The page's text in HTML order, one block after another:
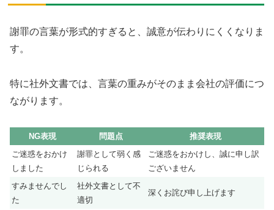
謝罪の言葉が形式的すぎると、誠意が伝わりにくくなりま
す。
特に社外文書では、言葉の重みがそのまま会社の評価につ
ながります。
NG表現 問題点
推奨表現
ご迷惑をおかけ
しました
謝罪として弱く感
じられる
ご迷惑をおかけし、誠に申し訳
ございません
すみませんでし
た
社外文書として不
適切
深くお詫び申し上げます